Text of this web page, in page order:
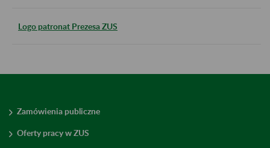
Logo patronat Prezesa ZUS
Zamówienia publiczne
Oferty pracy w ZUS